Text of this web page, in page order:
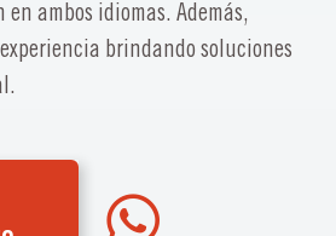
ambos idiomas. Además,
brindando soluciones